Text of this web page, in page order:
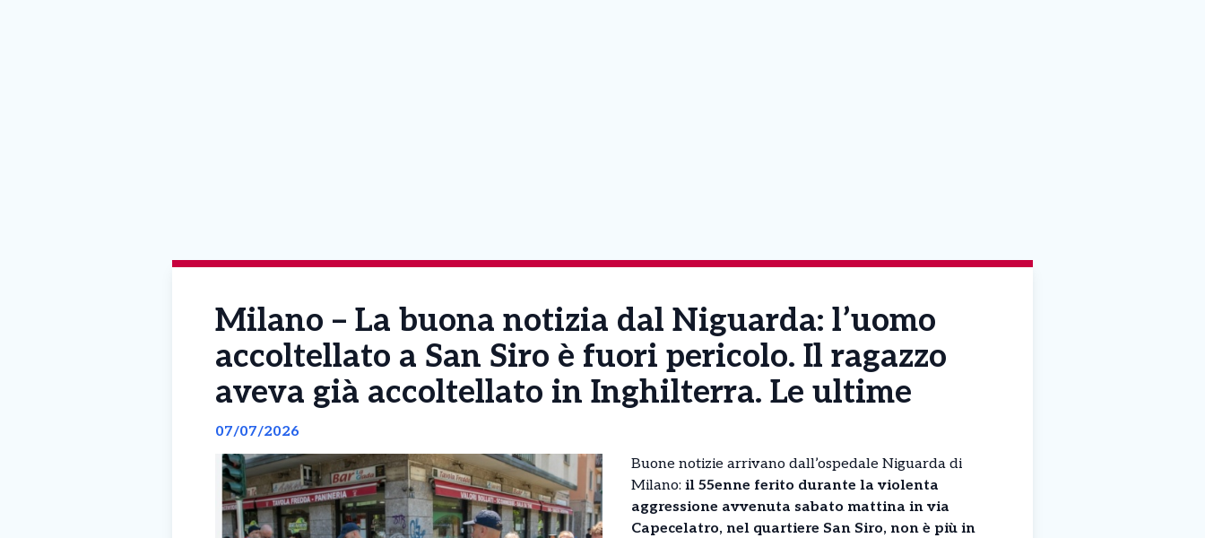
Milano – La buona notizia dal Niguarda: l’uomo
accoltellato a San Siro è fuori pericolo. Il ragazzo
aveva già accoltellato in Inghilterra. Le ultime
07/07/2026
Buone notizie arrivano dall’ospedale Niguarda di
Milano: il 55enne ferito durante la violenta
aggressione avvenuta sabato mattina in via
Capecelatro, nel quartiere San Siro, non è più in